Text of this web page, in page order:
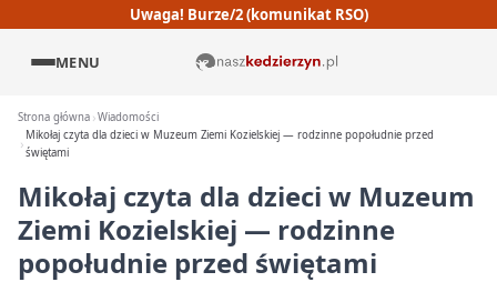
Uwaga! Burze/2 (komunikat RSO)
MENU
Strona główna Wiadomości
Mikołaj czyta dla dzieci w Muzeum Ziemi Kozielskiej — rodzinne popołudnie przed
świętami
Mikołaj czyta dla dzieci w Muzeum
Ziemi Kozielskiej — rodzinne
popołudnie przed świętami